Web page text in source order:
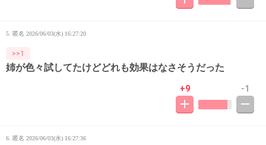
5. 匿名 2026/06/03(水) 16:27:20
>>1
姉が色々試してたけどどれも効果はなさそうだった
+9 -1
6. 匿名 2026/06/03(水) 16:27:36